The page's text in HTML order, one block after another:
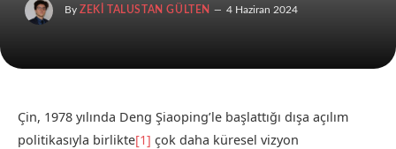
By ZEKI TALUSTAN GÜLTEN 4 Haziran 2024
Çin, 1978 yılında Deng Şiaoping’le başlattığı dışa açılım
politikasıyla birlikte[1] çok daha küresel vizyon